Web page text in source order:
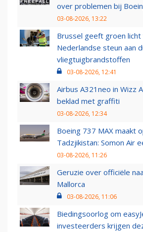
over problemen bij
03-08-2026, 13:22
Brussel geeft groen
Nederlandse steun aan
vliegtuigbrandstoffen
03-08-2026, 12:41
Airbus A321neo in Wizz
beklad met graffiti
03-08-2026, 12:34
Boeing 737 MAX maakt
Tadzjikistan: Somon Air
03-08-2026, 11:26
Geruzie over officiële
Mallorca
03-08-2026, 11:06
Biedingsoorlog om
investeerders krijgen